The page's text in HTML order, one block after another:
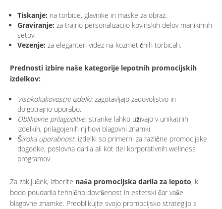
Tiskanje: na torbice, glavnike in maske za obraz.
Graviranje: za trajno personalizacijo kovinskih delov manikirnih
setov.
Vezenje: za eleganten videz na kozmetičnih torbicah.
Prednosti izbire naše kategorije lepotnih promocijskih
izdelkov:
Visokokakovostni izdelki:zagotavljajo zadovoljstvo in
dolgotrajno uporabo.
Oblikovne prilagoditve:stranke lahko uživajo v unikatnih
izdelkih, prilagojenih njihovi blagovni znamki.
Široka uporabnost:izdelki so primerni za različne promocijske
dogodke, poslovna darila ali kot del korporativnih wellness
programov.
Za zaključek, izberite naša promocijska darila za lepoto, ki
bodo poudarila tehnično dovršenost in estetski čar vaše
blagovne znamke. Preoblikujte svojo promocijsko strategijo s